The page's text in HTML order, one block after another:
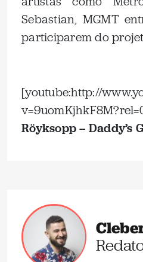
Sebastian, MGMT
participarem do
[youtube:http://
Röyksopp – Daddy’s